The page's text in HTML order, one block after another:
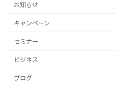
お知らせ
キャンペーン
セミナー
ビジネス
ブログ